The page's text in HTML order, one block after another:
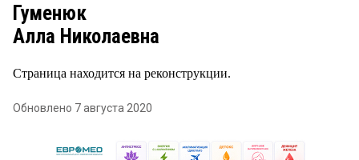
ЗАКОН
Гуменюк
Алла Николаевна
Страница находится на реконструкции.
Обновлено 7 августа 2020